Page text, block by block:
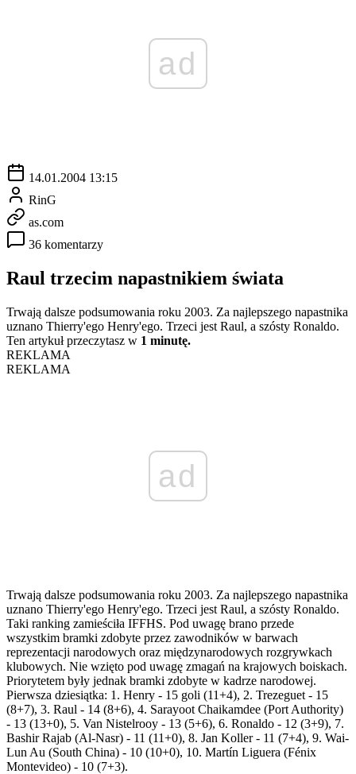
ad
14.01.2004 13:15
RinG
as.com
36 komentarzy
Raul trzecim napastnikiem świata
Trwają dalsze podsumowania roku 2003. Za najlepszego napastnika
uznano Thierry'ego Henry'ego. Trzeci jest Raul, a szósty Ronaldo.
Ten artykuł przeczytasz w 1 minutę.
REKLAMA
REKLAMA
ad
Trwają dalsze podsumowania roku 2003. Za najlepszego napastnika
uznano Thierry'ego Henry'ego. Trzeci jest Raul, a szósty Ronaldo.
Taki ranking zamieściła IFFHS. Pod uwagę brano przede
wszystkim bramki zdobyte przez zawodników w barwach
reprezentacji narodowych oraz międzynarodowych rozgrywkach
klubowych. Nie wzięto pod uwagę zmagań na krajowych boiskach.
Priorytetem były jednak bramki zdobyte w kadrze narodowej.
Pierwsza dziesiątka: 1. Henry - 15 goli (11+4), 2. Trezeguet - 15
(8+7), 3. Raul - 14 (8+6), 4. Sarayoot Chaikamdee (Port Authority)
- 13 (13+0), 5. Van Nistelrooy - 13 (5+6), 6. Ronaldo - 12 (3+9), 7.
Bashir Rajab (Al-Nasr) - 11 (11+0), 8. Jan Koller - 11 (7+4), 9. Wai-
Lun Au (South China) - 10 (10+0), 10. Martín Liguera (Fénix
Montevideo) - 10 (7+3).